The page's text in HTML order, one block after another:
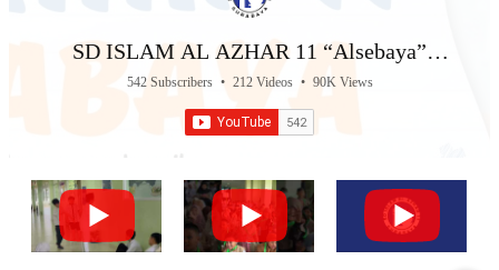
SD ISLAM AL AZHAR 11 “Alsebaya”
Surabaya
542 Subscribers • 212 Videos • 90K Views